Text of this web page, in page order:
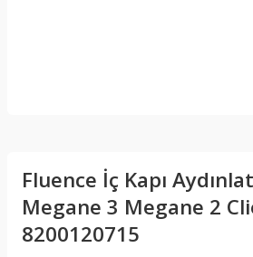
Fluence İç Kapı
Megane 3 Megane 2
8200120715